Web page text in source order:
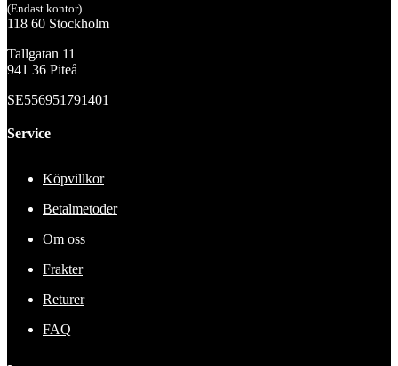
(Endast kontor)
118 60 Stockholm
Tallgatan 11
941 36 Piteå
SE556951791401
Service
Köpvillkor
Betalmetoder
Om oss
Frakter
Returer
FAQ